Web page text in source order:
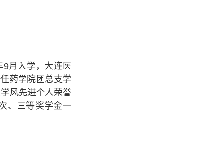
9月入学，大连医
药学院团总支学
风先进个人荣誉
、三等奖学金一